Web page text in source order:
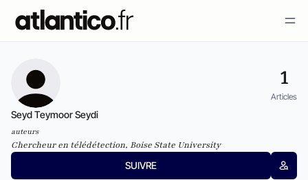
1
Articles
Seyd Teymoor Seydi
auteurs
Chercheur en télédétection, Boise State University
SUIVRE